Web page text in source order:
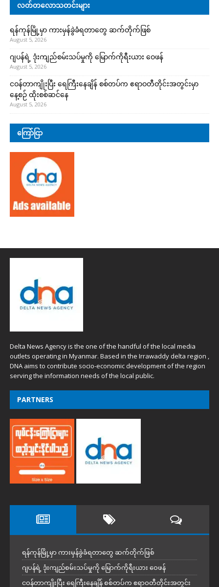
လတ်တလောသတင်းများ
ရန်ကုန်မြို့မှာ ကားမှန်ခွဲခံရတာတွေ ဆက်တိုက်ဖြစ်
August 5, 2026
ဂျပန်ရဲ့ ဒုံးကျည်စမ်းသပ်မှုကို မြောက်ကိုရီးယား ဝေဖန်
August 5, 2026
ငဝန်တာကျိုးပြီး ရေကြီးနေချိန် စစ်တပ်က ဧရာဝတီတိုင်းအတွင်းမှာ
နေ့စဉ် ထိုးစစ်ဆင်နေ
August 5, 2026
ကြော်ငြာ
Delta News Agency is the one of the handful of the local media
outlets operating in Myanmar. Based in the Irrawaddy delta region ,
DNA aims to contribute socio-economic development of the region
serving the information needs of the local public.
PARTNERS
ရန်ကုန်မြို့မှာ ကားမှန်ခွဲခံရတာတွေ ဆက်တိုက်ဖြစ်
ဂျပန်ရဲ့ ဒုံးကျည်စမ်းသပ်မှုကို မြောက်ကိုရီးယား ဝေဖန်
ငဝန်တာကျိုးပြီး ရေကြီးနေချိန် စစ်တပ်က ဧရာဝတီတိုင်းအတွင်း